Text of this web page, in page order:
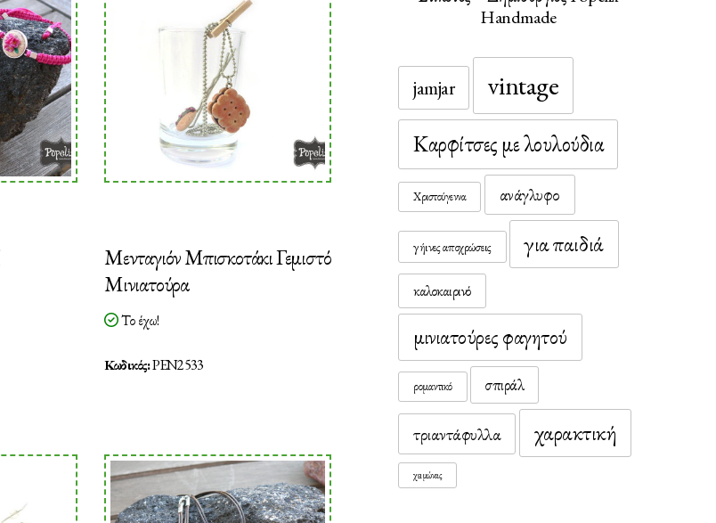
Μενταγιόν Μπισκοτάκι Γεμιστό
Μινιατούρα
Το έχω!
Κωδικός:PEN2533
Handmade
jamjar vintage
Καρφίτσες με λουλούδια
Χριστούγεννα ανάγλυφο
γήινες αποχρώσεις για παιδιά
καλοκαιρινό
μινιατούρες φαγητού
ρομαντικό σπιράλ
τριαντάφυλλα χαρακτική
χειμώνας